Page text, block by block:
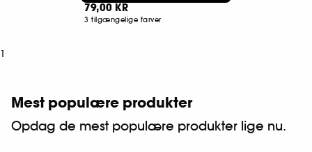
79,00 KR
3 tilgængelige farver
1
Mest populære produkter
Opdag de mest populære produkter lige nu.